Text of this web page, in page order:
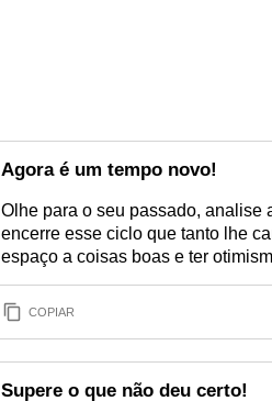
Agora é um tempo novo!
Olhe para o seu passado, analise
encerre esse ciclo que tanto lhe
espaço a coisas boas e ter
COPIAR
Supere o que não deu certo!